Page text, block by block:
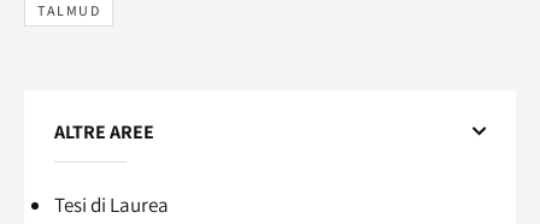
TALMUD
ALTRE AREE
Tesi di Laurea